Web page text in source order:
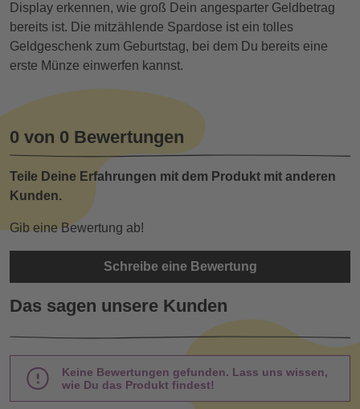
Display erkennen, wie groß Dein angesparter Geldbetrag
bereits ist. Die mitzählende Spardose ist ein tolles
Geldgeschenk zum Geburtstag, bei dem Du bereits eine
erste Münze einwerfen kannst.
0 von 0 Bewertungen
Teile Deine Erfahrungen mit dem Produkt mit anderen
Kunden.
Gib eine Bewertung ab!
Schreibe eine Bewertung
Das sagen unsere Kunden
Keine Bewertungen gefunden. Lass uns wissen,
wie Du das Produkt findest!